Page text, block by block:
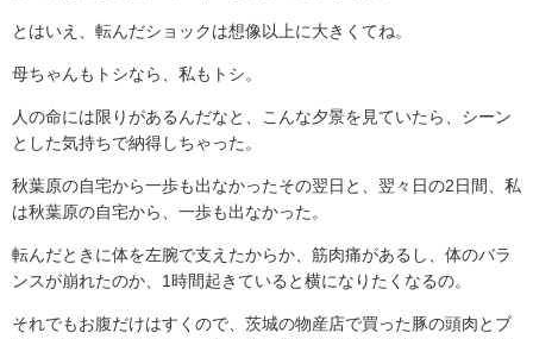
とはいえ、転んだショックは想像以上に大きくてね。
母ちゃんもトシなら、私もトシ。
人の命には限りがあるんだなと、こんな夕景を見ていたら、シーン
とした気持ちで納得しちゃった。
秋葉原の自宅から一歩も出なかったその翌日と、翌々日の2日間、私
は秋葉原の自宅から、一歩も出なかった。
転んだときに体を左腕で支えたからか、筋肉痛があるし、体のバラ
ンスが崩れたのか、1時間起きていると横になりたくなるの。
それでもお腹だけはすくので、茨城の物産店で買った豚の頭肉とブ